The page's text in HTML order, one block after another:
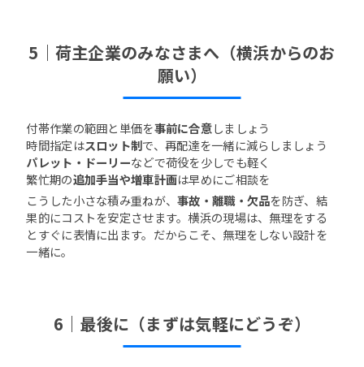
5｜荷主企業のみなさまへ（横浜からのお
願い）
付帯作業の範囲と単価を事前に合意しましょう
時間指定はスロット制で、再配達を一緒に減らしましょう
パレット・ドーリーなどで荷役を少しでも軽く
繁忙期の追加手当や増車計画は早めにご相談を
こうした小さな積み重ねが、事故・離職・欠品を防ぎ、結
果的にコストを安定させます。横浜の現場は、無理をする
とすぐに表情に出ます。だからこそ、無理をしない設計を
一緒に。
6｜最後に（まずは気軽にどうぞ）